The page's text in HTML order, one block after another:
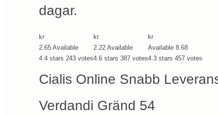
dagar.
kr
2.65 Available
4.4 stars 243 votes
kr
2.22 Available
4.6 stars 387 votes
kr
Available 8.68
4.3 stars 457 votes
Cialis Online Snabb
Verdandi Gränd 54